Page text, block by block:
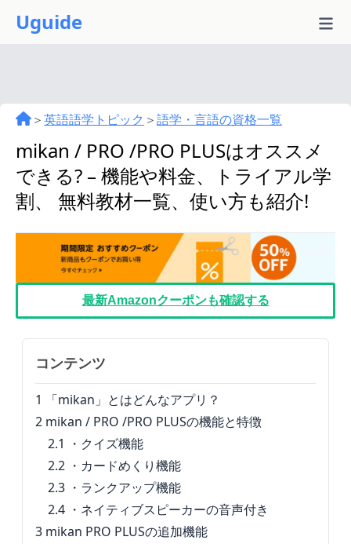
Uguide
＞英語語学トピック ＞語学・言語の資格一覧
mikan / PRO /PRO PLUSはオススメ
できる? – 機能や料金、トライアル学
割、 無料教材一覧、使い方も紹介!
最新Amazonクーポンも確認する
コンテンツ
1
「mikan」とはどんなアプリ？
2 mikan / PRO /PRO PLUSの機能と特徴
2.1
・クイズ機能
2.2 ・カードめくり機能
2.3 ・ランクアップ機能
2.4 ・ネイティブスピーカーの音声付き
3 mikan PRO PLUSの追加機能